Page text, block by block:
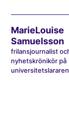
MarieLouise
Samuelsson
frilansjournalist
nyhetskrönikör på